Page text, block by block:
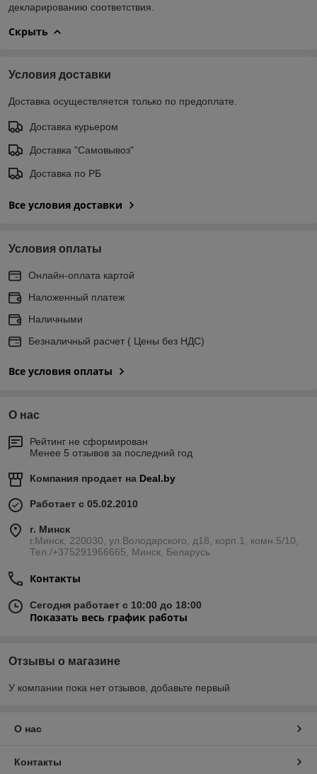
декларированию соответствия.
Скрыть
Условия доставки
Доставка осуществляется только по предоплате.
Доставка курьером
Доставка "Самовывоз"
Доставка по РБ
Все условия доставки
Условия оплаты
Онлайн-оплата картой
Наложенный платеж
Наличными
Безналичный расчет ( Цены без НДС)
Все условия оплаты
О нас
Рейтинг не сформирован
Менее 5 отзывов за последний год
Компания продает на Deal.by
Работает с 05.02.2010
г. Минск
г.Минск, 220030, ул.Володарского, д18, корп.1, комн.5/10,
Тел./+375291966665, Минск, Беларусь
Контакты
Сегодня работает с 10:00 до 18:00
Показать весь график работы
Отзывы о магазине
У компании пока нет отзывов, добавьте первый
О нас
Контакты